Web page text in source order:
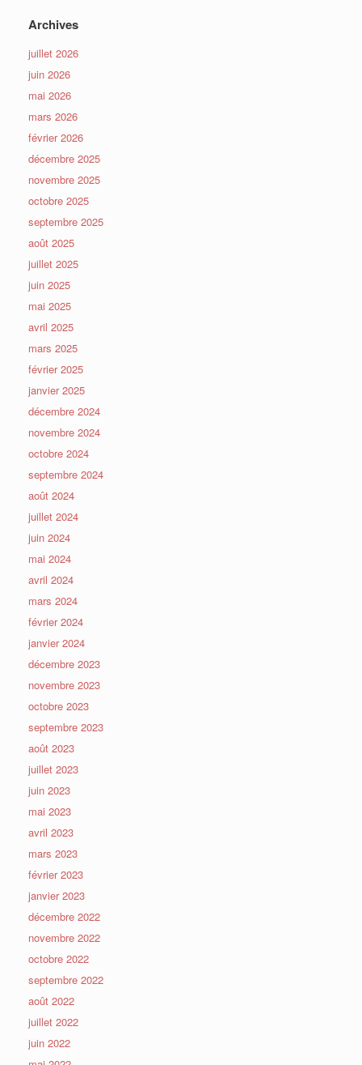
Archives
juillet 2026
juin 2026
mai 2026
mars 2026
février 2026
décembre 2025
novembre 2025
octobre 2025
septembre 2025
août 2025
juillet 2025
juin 2025
mai 2025
avril 2025
mars 2025
février 2025
janvier 2025
décembre 2024
novembre 2024
octobre 2024
septembre 2024
août 2024
juillet 2024
juin 2024
mai 2024
avril 2024
mars 2024
février 2024
janvier 2024
décembre 2023
novembre 2023
octobre 2023
septembre 2023
août 2023
juillet 2023
juin 2023
mai 2023
avril 2023
mars 2023
février 2023
janvier 2023
décembre 2022
novembre 2022
octobre 2022
septembre 2022
août 2022
juillet 2022
juin 2022